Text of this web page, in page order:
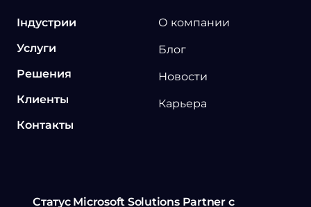
Індустрии
Услуги
Решения
Клиенты
Контакты
О компании
Блог
Новости
Карьера
Статус Microsoft Solutions Partner с